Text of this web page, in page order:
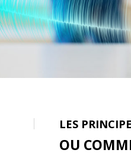
LES
OU